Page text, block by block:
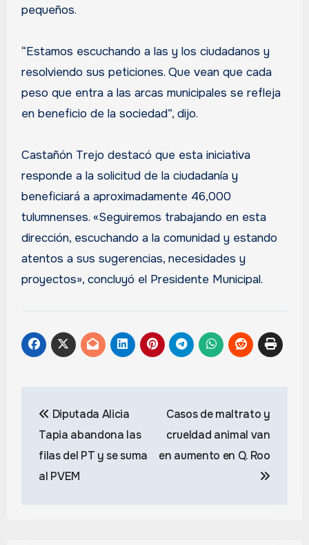
pequeños.
“Estamos escuchando a las y los ciudadanos y
resolviendo sus peticiones. Que vean que cada
peso que entra a las arcas municipales se refleja
en beneficio de la sociedad”, dijo.
Castañón Trejo destacó que esta iniciativa
responde a la solicitud de la ciudadanía y
beneficiará a aproximadamente 46,000
tulumnenses. «Seguiremos trabajando en esta
dirección, escuchando a la comunidad y estando
atentos a sus sugerencias, necesidades y
proyectos», concluyó el Presidente Municipal.
de
entradas
Diputada Alicia
Tapia abandona las
filas del PT y se suma
al PVEM
Casos de maltrato y
crueldad animal van
en aumento en Q. Roo